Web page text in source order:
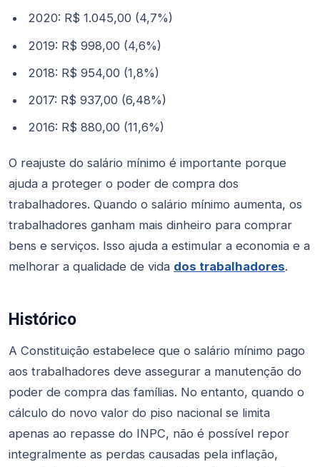
2020: R$ 1.045,00 (4,7%)
2019: R$ 998,00 (4,6%)
2018: R$ 954,00 (1,8%)
2017: R$ 937,00 (6,48%)
2016: R$ 880,00 (11,6%)
O reajuste do salário mínimo é importante porque
ajuda a proteger o poder de compra dos
trabalhadores. Quando o salário mínimo aumenta, os
trabalhadores ganham mais dinheiro para comprar
bens e serviços. Isso ajuda a estimular a economia e a
melhorar a qualidade de vida dos trabalhadores.
Histórico
A Constituição estabelece que o salário mínimo pago
aos trabalhadores deve assegurar a manutenção do
poder de compra das famílias. No entanto, quando o
cálculo do novo valor do piso nacional se limita
apenas ao repasse do INPC, não é possível repor
integralmente as perdas causadas pela inflação,